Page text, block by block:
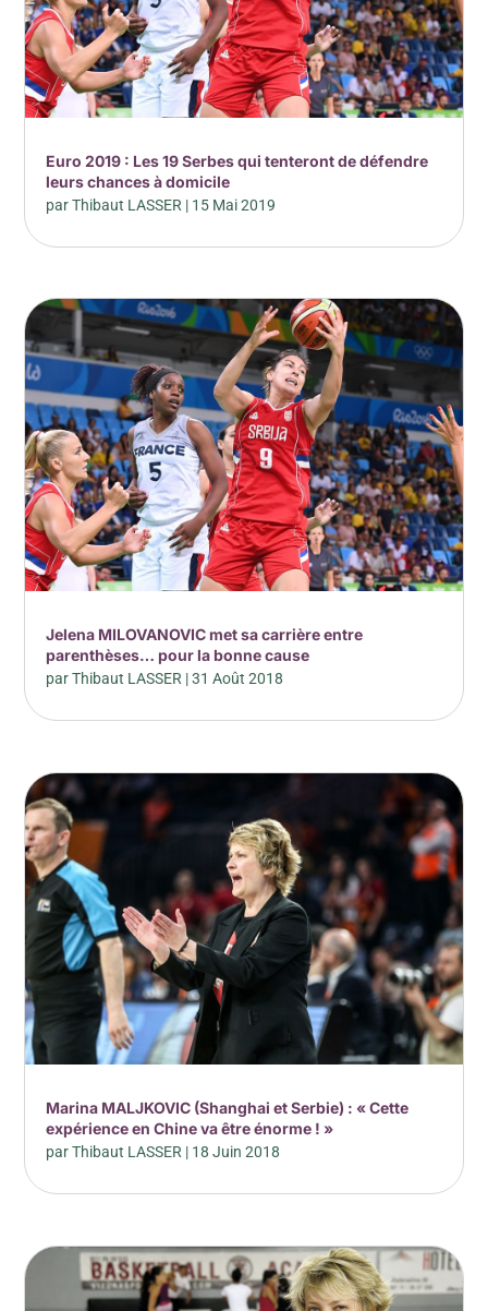
Euro 2019 : Les 19 Serbes qui tenteront de défendre
leurs chances à domicile
parThibaut LASSER | 15 Mai 2019
Jelena MILOVANOVIC met sa carrière entre
parenthèses… pour la bonne cause
parThibaut LASSER |31 Août 2018
Marina MALJKOVIC (Shanghai et Serbie) : « Cette
expérience en Chine va être énorme ! »
parThibaut LASSER | 18 Juin 2018